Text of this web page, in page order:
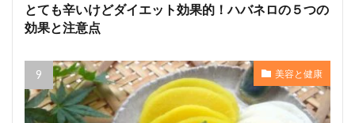
とても辛いけどダイエット効果的！ハバネロの５つの
効果と注意点
美容と健康